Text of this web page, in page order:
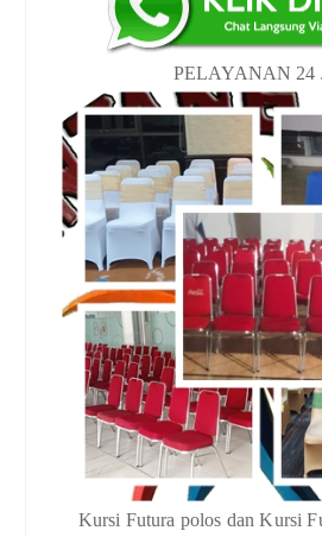
PELAYANAN 24
Kursi Futura polos dan Kursi